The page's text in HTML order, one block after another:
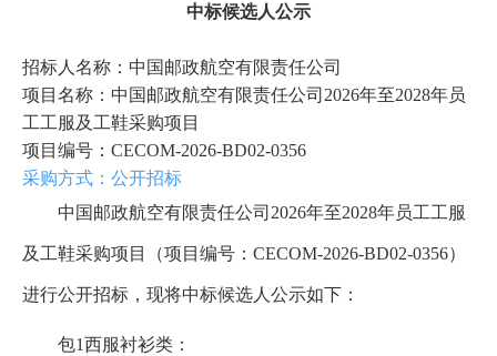
中标候选人公示
招标人名称：中国邮政航空有限责任公司
项目名称：中国邮政航空有限责任公司2026年至2028年员
工工服及工鞋采购项目
项目编号：CECOM-2026-BD02-0356
采购方式：公开招标
中国邮政航空有限责任公司2026年至2028年员工工服
及工鞋采购项目（项目编号：CECOM-2026-BD02-0356）
进行公开招标，现将中标候选人公示如下：
包1西服衬衫类：